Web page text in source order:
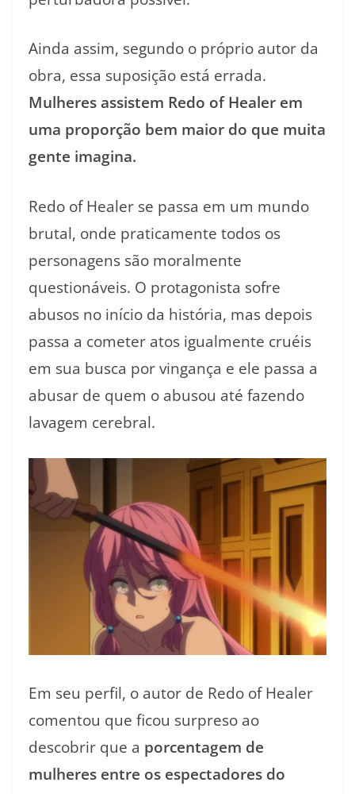
Ainda assim, segundo o próprio autor da
obra, essa suposição está errada.
Mulheres assistem Redo of Healer em
uma proporção bem maior do que muita
gente imagina.
Redo of Healer se passa em um mundo
brutal, onde praticamente todos os
personagens são moralmente
questionáveis. O protagonista sofre
abusos no início da história, mas depois
passa a cometer atos igualmente cruéis
em sua busca por vingança e ele passa a
abusar de quem o abusou até fazendo
lavagem cerebral.
Em seu perfil, o autor de Redo of Healer
comentou que ficou surpreso ao
descobrir que a porcentagem de
mulheres entre os espectadores do